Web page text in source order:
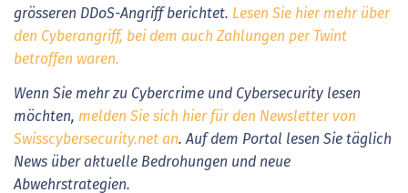
grösseren DDoS-Angriff berichtet. Lesen Sie hier mehr über
den Cyberangriff, bei dem auch Zahlungen per Twint
betroffen waren.
Wenn Sie mehr zu Cybercrime und Cybersecurity lesen
möchten, melden Sie sich hier für den Newsletter von
Swisscybersecurity.net an. Auf dem Portal lesen Sie täglich
News über aktuelle Bedrohungen und neue
Abwehrstrategien.